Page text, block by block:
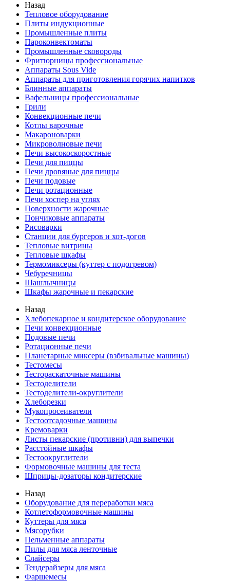
Назад
Тепловое оборудование
Плиты индукционные
Промышленные плиты
Пароконвектоматы
Промышленные сковороды
Фритюрницы профессиональные
Аппараты Sous Vide
Аппараты для приготовления горячих напитков
Блинные аппараты
Вафельницы профессиональные
Грили
Конвекционные печи
Котлы варочные
Макароноварки
Микроволновые печи
Печи высокоскоростные
Печи для пиццы
Печи дровяные для пиццы
Печи подовые
Печи ротационные
Печи хоспер на углях
Поверхности жарочные
Пончиковые аппараты
Рисоварки
Станции для бургеров и хот-догов
Тепловые витрины
Тепловые шкафы
Термомиксеры (куттер с подогревом)
Чебуречницы
Шашлычницы
Шкафы жарочные и пекарские
Назад
Хлебопекарное и кондитерское оборудование
Печи конвекционные
Подовые печи
Ротационные печи
Планетарные миксеры (взбивальные машины)
Тестомесы
Тестораскаточные машины
Тестоделители
Тестоделители-округлители
Хлеборезки
Мукопросеиватели
Тестоотсадочные машины
Кремоварки
Листы пекарские (противни) для выпечки
Расстойные шкафы
Тестоокруглители
Формовочные машины для теста
Шприцы-дозаторы кондитерские
Назад
Оборудование для переработки мяса
Котлетоформовочные машины
Куттеры для мяса
Мясорубки
Пельменные аппараты
Пилы для мяса ленточные
Слайсеры
Тендерайзеры для мяса
Фаршемесы